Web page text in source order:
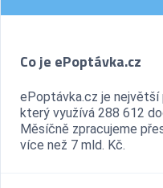
Co je ePoptávka.cz
ePoptávka.cz je
který využívá 288 612
Měsíčně zpracujeme
více než 7 mld. Kč.